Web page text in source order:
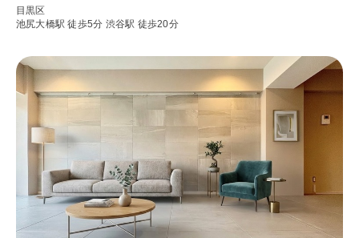
目黒区
池尻大橋駅 徒歩5分 渋谷駅 徒歩20分